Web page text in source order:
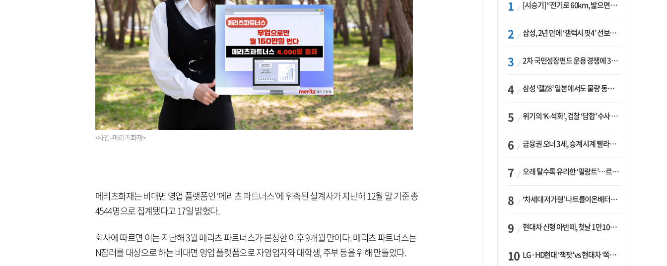
<사진=메리츠화재>
메리츠화재는 비대면 영업 플랫폼인 ‘메리츠 파트너스’에 위촉된 설계사가 지난해 12월 말 기준 총
4544명으로 집계됐다고 17일 밝혔다.
회사에 따르면 이는 지난해 3월 메리츠 파트너스가 론칭한 이후 9개월 만이다. 메리츠 파트너스는
N잡러를 대상으로 하는 비대면 영업 플랫폼으로 자영업자와 대학생, 주부 등을 위해 만들었다.
[시승기] “전기로 60km, 밟으면 462마력”…볼보 XC60 T8의 두 얼굴
삼성, 2년 만에 ‘갤럭시 핏4’ 선보이나…웨어러블 생태계 확장 ‘시동’
2차 국민성장펀드 운용 경쟁에 33개사 몰렸다…신한·하나 등 새 얼굴 대거 합류
삼성 ‘갤Z8’ 일본에서도 물량 동났다…애플 참전 앞두고 선두 수성 ‘시험대’
위기의 ‘K-석화’, 검찰 ‘담합’ 수사 착수…“LG·한화·롯데 등 7개 업체, 8개 제품 가격 담합”
금융권 오너 3세, 승계 시계 빨라지나…한국투자 ‘속도’·미래에셋·메리츠는 ‘거리두기’
오래 탈수록 유리한 ‘필랑트’…르노코리아, 5년 뒤 잔존가치 53% 보장
‘차세대 저가형’ 나트륨이온배터리 시대 오나…LG화학·에코프로, 상용화 속도낸다
현대차 신형 아반떼, 첫날 1만1094대 계약…역대 최고치 경신
LG·HD현대 ‘잭팟’ vs 현대차 ‘쪽박’…글로벌 사모펀드, 韓 대기업 투자 ‘희비’